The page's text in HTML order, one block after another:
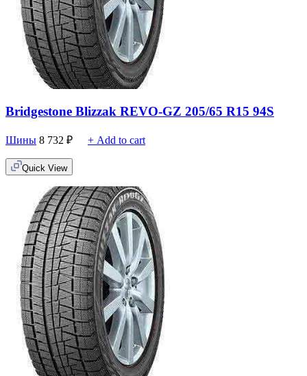
Bridgestone Blizzak REVO-GZ 205/65 R15 94S
Шины 8 732 ₽ + Add to cart
Quick View